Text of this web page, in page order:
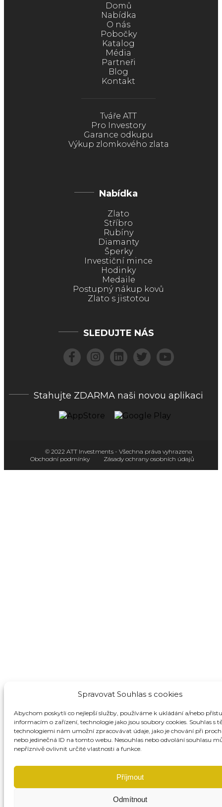
Spravovat Souhlas s cookies
Abychom poskytli co nejlepší služby, používáme k ukládání a/nebo
informacím o zařízení, technologie jako jsou soubory cookies. Souhlas s
technologiemi nám umožní zpracovávat údaje, jako je chování při
nebo jedinečná ID na tomto webu. Nesouhlas nebo odvolání souhlasu
nepříznivě ovlivnit určité vlastnosti a funkce.
Příjmout
Odmítnout
Domů
Nabídka
O nás
Pobočky
Katalog
Média
Partneři
Blog
Kontakt
Tváře ATT
Pro Investory
Garance odkupu
Výkup zlomkového zlata
Nabídka
Zlato
Stříbro
Rubíny
Diamanty
Šperky
Investiční mince
Hodinky
Medaile
Postupný nákup kovů
Zlato s jistotou
SLEDUJTE NÁS
Stahujte ZDARMA naši novou aplikaci
© 2022 ATT Investments - Všechna práva vyhrazena
Obchodní podmínky
Zásady ochrany osobních údajů